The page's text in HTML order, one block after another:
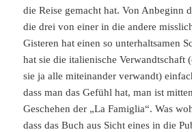
die Reise gemacht hat. Von Anbeginn
die drei von einer in die andere
Gisteren hat einen so unterhaltsamen
hat sie die italienische Verwandtschaft
sie ja alle miteinander verwandt)
dass man das Gefühl hat, man ist
Geschehen der „La Famiglia“. Was
dass das Buch aus Sicht eines in die